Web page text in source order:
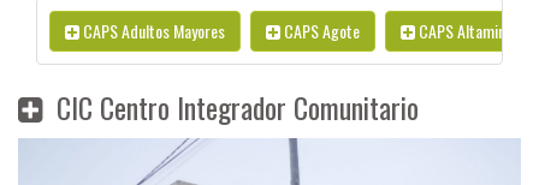
CAPS Adultos Mayores CAPS Agote CAPS Altamira
CIC Centro Integrador Comunitario